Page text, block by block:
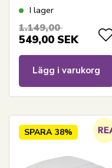
cm - Borg Living
I lager
1.149,00
549,00 SEK
Lägg i varukorg
SPARA 38%